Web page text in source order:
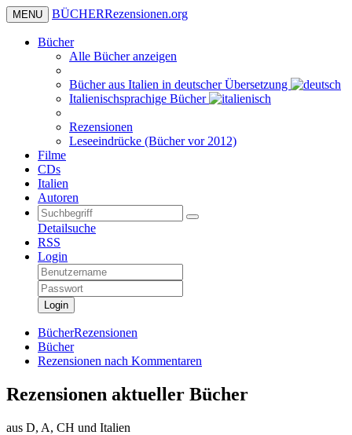
MENU BÜCHERRezensionen.org
Bücher
Alle Bücher anzeigen
Bücher aus Italien in deutscher Übersetzung
Italienischsprachige Bücher
Rezensionen
Leseeindrücke (Bücher vor 2012)
Filme
CDs
Italien
Autoren
Detailsuche
RSS
Login
Login
BücherRezensionen
Bücher
Rezensionen nach Kommentaren
Rezensionen aktueller Bücher
aus D, A, CH und Italien